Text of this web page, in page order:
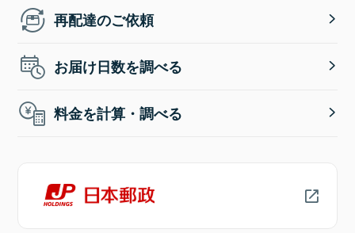
再配達のご依頼
お届け日数を調べる
料金を計算・調べる